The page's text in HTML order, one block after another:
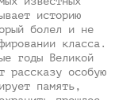
историю
болел и не
класса.
годы Великой
рассказу особую
память,